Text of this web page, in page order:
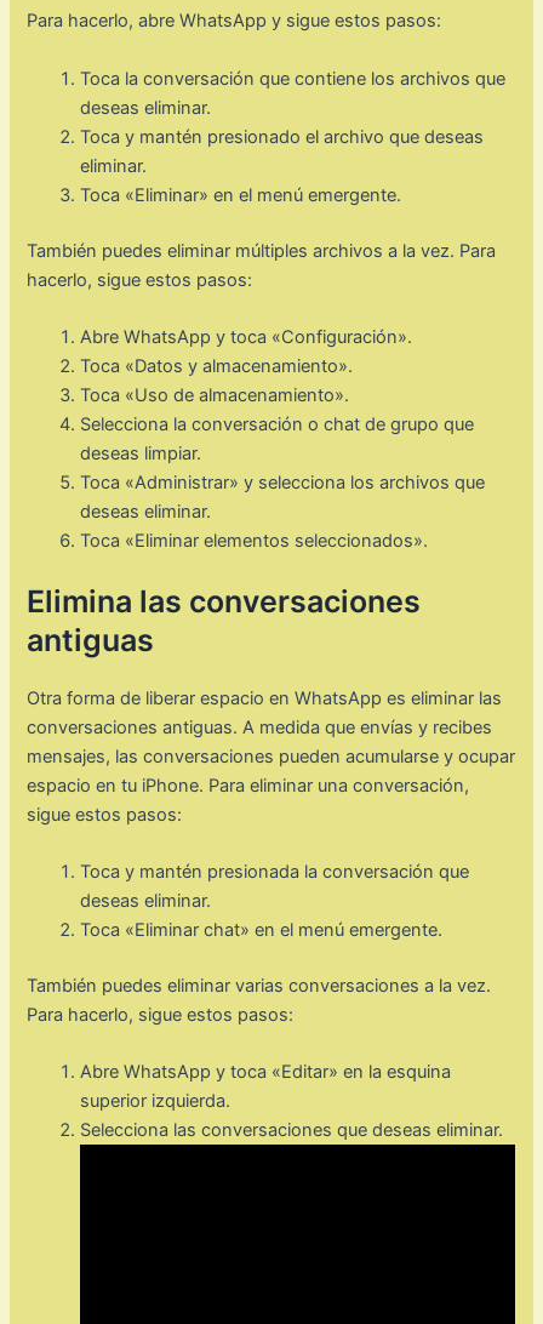
Para hacerlo, abre WhatsApp y sigue estos pasos:
Toca la conversación que contiene los archivos que
deseas eliminar.
Toca y mantén presionado el archivo que deseas
eliminar.
Toca «Eliminar» en el menú emergente.
También puedes eliminar múltiples archivos a la vez. Para
hacerlo, sigue estos pasos:
Abre WhatsApp y toca «Configuración».
Toca «Datos y almacenamiento».
Toca «Uso de almacenamiento».
Selecciona la conversación o chat de grupo que
deseas limpiar.
Toca «Administrar» y selecciona los archivos que
deseas eliminar.
Toca «Eliminar elementos seleccionados».
Elimina las conversaciones
antiguas
Otra forma de liberar espacio en WhatsApp es eliminar las
conversaciones antiguas. A medida que envías y recibes
mensajes, las conversaciones pueden acumularse y ocupar
espacio en tu iPhone. Para eliminar una conversación,
sigue estos pasos:
Toca y mantén presionada la conversación que
deseas eliminar.
Toca «Eliminar chat» en el menú emergente.
También puedes eliminar varias conversaciones a la vez.
Para hacerlo, sigue estos pasos:
Abre WhatsApp y toca «Editar» en la esquina
superior izquierda.
Selecciona las conversaciones que deseas eliminar.